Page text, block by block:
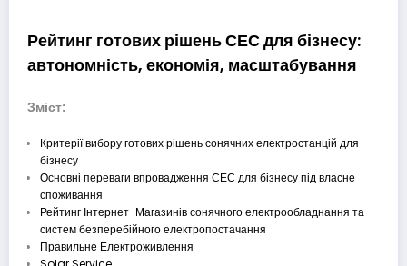
Рейтинг готових рішень СЕС для бізнесу:
автономність, економія, масштабування
Зміст:
Критерії вибору готових рішень сонячних електростанцій для
бізнесу
Основні переваги впровадження СЕС для бізнесу під власне
споживання
Рейтинг Інтернет-Магазинів сонячного електрообладнання та
систем безперебійного електропостачання
Правильне Електроживлення